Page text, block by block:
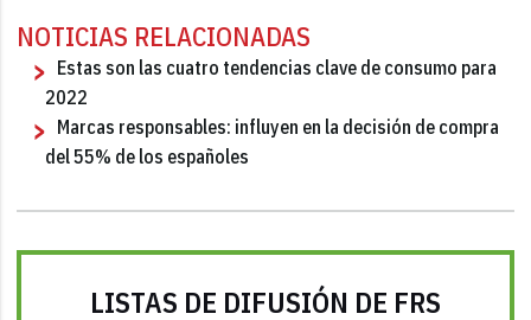
NOTICIAS RELACIONADAS
Estas son las cuatro tendencias clave de consumo para
2022
Marcas responsables: influyen en la decisión de compra
del 55% de los españoles
LISTAS DE DIFUSIÓN DE FRS